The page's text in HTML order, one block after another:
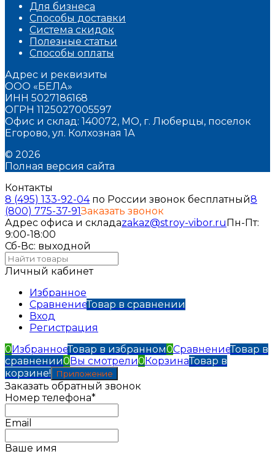
Для бизнеса
Способы доставки
Система скидок
Полезные статьи
Способы оплаты
Адрес и реквизиты
ООО «БЕЛА»
ИНН 5027186168
ОГРН 1125027005597
Офис и склад: 140072, МО, г. Люберцы, поселок
Егорово, ул. Колхозная 1А
© 2026
Полная версия сайта
Контакты
8 (495) 133-92-04по России звонок бесплатный8
(800) 775-37-91Заказать звонок
Адрес офиса и складаzakaz@stroy-vibor.ruПн-Пт:
9:00-18:00
Сб-Вс: выходной
Личный кабинет
Избранное
СравнениеТовар в сравнении
Вход
Регистрация
0ИзбранноеТовар в избранном0СравнениеТовар в
сравнении0Вы смотрели0КорзинаТовар в
корзине!
Приложение
Заказать обратный звонок
Номер телефона*
Email
Ваше имя